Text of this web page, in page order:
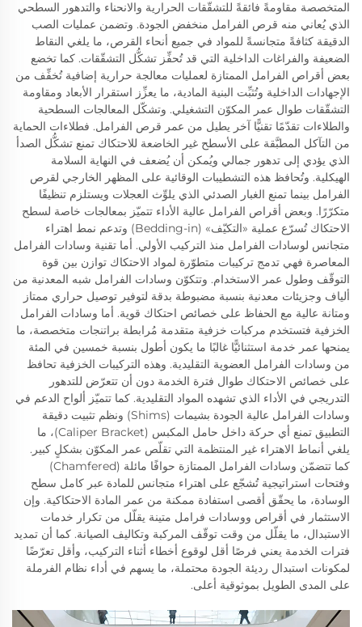
المتخصصة مقاومةً فائقةً للتشقّقات الحرارية والانحناء والتدهور السطحي
الذي يُعاني منه قرص الفرامل منخفض الجودة. وتضمن عمليات الصب
الدقيقة كثافةً متجانسةً للمواد في جميع أنحاء القرص، ما يلغي النقاط
الضعيفة والفراغات الداخلية التي قد تُحفِّز تشكُّل التشقّقات. كما تخضع
بعض أقراص الفرامل الممتازة لعمليات معالجة حرارية إضافية تُخفِّف من
الإجهادات الداخلية وتُثبِّت البنية المادية، ما يعزِّز استقرار الأبعاد ومقاومة
التشقّقات طوال عمر المكوّن التشغيلي. وتشكّل المعالجات السطحية
والطلاءات تقدّمًا تقنيًّا آخر يطيل من عمر قرص الفرامل. فطلاءات الحماية
من التآكل المطبَّقة على الأسطح غير الخاضعة للاحتكاك تمنع تشكُّل الصدأ
الذي يؤدي إلى تدهور جمالي ويُمكن أن يُضعف في النهاية السلامة
الهيكلية. وتُحافظ هذه التشطيبات الوقائية على المظهر الخارجي لقرص
الفرامل بينما تمنع الغبار الصدئي الذي يلوِّث العجلات ويستلزم تنظيفًا
متكرّرًا. وبعض أقراص الفرامل عالية الأداء تتميّز بمعالجات خاصة لسطح
الاحتكاك تُسرّع عملية «التكيّف» (Bedding-in) وتدعم نمط اهتراء
متجانس لوسادات الفرامل منذ التركيب الأولي. أما تقنية وسادات الفرامل
المعاصرة فهي تدمج تركيبات متطوّرة لمواد الاحتكاك توازن بين قوة
التوقّف وطول عمر الاستخدام. وتتكوّن وسادات الفرامل شبه المعدنية من
ألياف وجزيئات معدنية بنسبة مضبوطة بدقة لتوفير توصيل حراري ممتاز
ومتانة عالية مع الحفاظ على خصائص احتكاك قوية. أما وسادات الفرامل
الخزفية فتستخدم مركبات خزفية متقدمة مُرابطة براتنجات متخصصة، ما
يمنحها عمر خدمة استثنائيًّا غالبًا ما يكون أطول بنسبة خمسين في المئة
من وسادات الفرامل العضوية التقليدية. وهذه التركيبات الخزفية تحافظ
على خصائص الاحتكاك طوال فترة الخدمة دون أن تتعرّض للتدهور
التدريجي في الأداء الذي تشهده المواد التقليدية. كما تتميّز ألواح الدعم في
وسادات الفرامل عالية الجودة بشيمات (Shims) ونظم تثبيت دقيقة
التطبيق تمنع أي حركة داخل حامل المكبس (Caliper Bracket)، ما
يلغي أنماط الاهتراء غير المنتظمة التي تقلّص عمر المكوّن بشكلٍ كبير.
كما تتضمّن وسادات الفرامل الممتازة حوافًا مائلة (Chamfered)
وفتحات استراتيجية تُشجّع على اهتراء متجانس للمادة عبر كامل سطح
الوسادة، ما يحقّق أقصى استفادة ممكنة من عمر المادة الاحتكاكية. وإن
الاستثمار في أقراص ووسادات فرامل متينة يقلّل من تكرار خدمات
الاستبدال، ما يقلّل من وقت توقّف المركبة وتكاليف الصيانة. كما أن تمديد
فترات الخدمة يعني فرصًا أقل لوقوع أخطاء أثناء التركيب، وأقل تعرّضًا
لمكونات استبدال رديئة الجودة محتملة، ما يسهم في أداء نظام الفرملة
على المدى الطويل بموثوقية أعلى.